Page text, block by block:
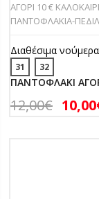
ΑΓΟΡΙ 10 € ΚΑΛΟΚΑΙΡΙ
ΠΑΝΤOΦΛΑΚΙΑ-
Διαθέσιμα
31 32
ΠΑΝΤΟΦΛΑΚΙ
12,00€ 10,00